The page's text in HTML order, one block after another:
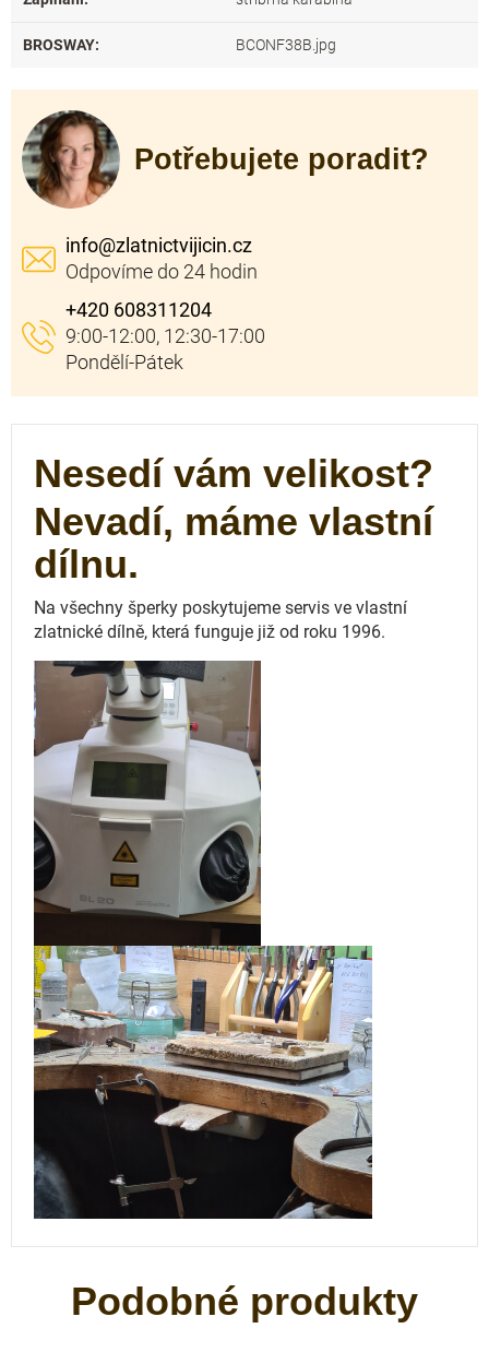
BROSWAY: BCONF38B.jpg
Potřebujete poradit?
info@zlatnictvijicin.cz
+420 608311204
Nesedí vám velikost?
Nevadí, máme vlastní
dílnu.
Na všechny šperky poskytujeme servis ve vlastní
zlatnické dílně, která funguje již od roku 1996.